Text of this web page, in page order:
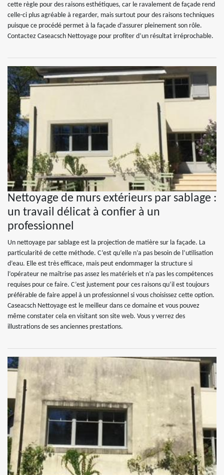
cette règle pour des raisons esthétiques, car le ravalement de façade rend
celle-ci plus agréable à regarder, mais surtout pour des raisons techniques
puisque ce procédé permet à la façade d’assurer pleinement son rôle.
Contactez Caseacsch Nettoyage pour profiter d’un résultat irréprochable.
Nettoyage de murs extérieurs par sablage :
un travail délicat à confier à un
professionnel
Un nettoyage par sablage est la projection de matière sur la façade. La
particularité de cette méthode. C’est qu’elle n’a pas besoin de l’utilisation
d’eau. Elle est très efficace, mais peut endommager la structure si
l’opérateur ne maîtrise pas assez les matériels et n’a pas les compétences
requises pour ce faire. C’est justement pour ces raisons qu’il est toujours
préférable de faire appel à un professionnel si vous choisissez cette option.
Caseacsch Nettoyage est le meilleur dans ce domaine et vous pouvez
même constater cela en visitant son site web. Vous y verrez des
illustrations de ses anciennes prestations.